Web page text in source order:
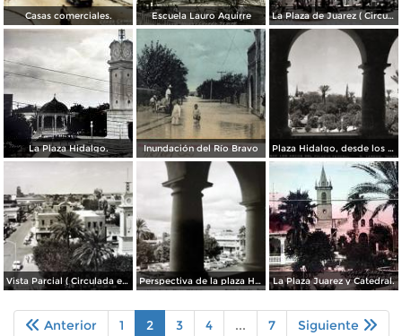
Casas comerciales. Escuela Lauro Aguirre La Plaza de Juarez ( Circulada el 16 de Noviembre de 1938 ).
La Plaza Hidalgo. Inundación del Río Bravo Plaza Hidalgo, desde los arcos del Palacio Federal
Vista Parcial ( Circulada el 9 de Marzo de 1958 ). Perspectiva de la plaza Hidalgo. La Plaza Juarez y Catedral.
Anterior 1 2 3 4 ... 7 Siguiente